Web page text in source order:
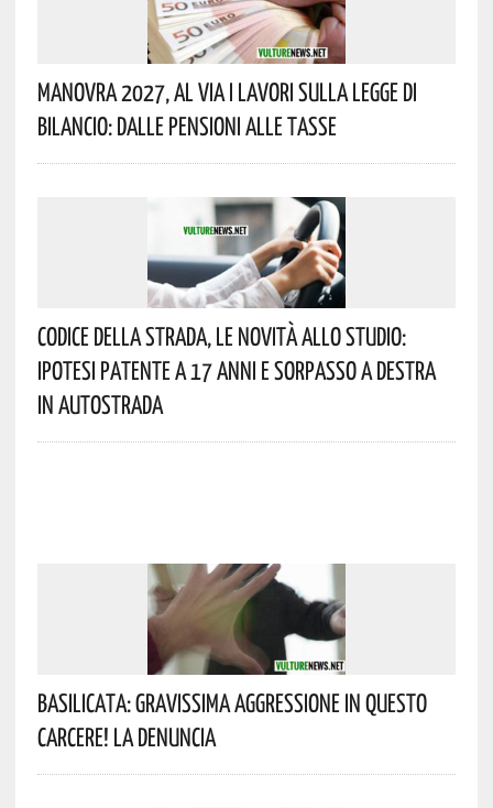
Manovra 2027, Al Via I Lavori Sulla Legge Di
Bilancio: Dalle Pensioni Alle Tasse
Codice Della Strada, Le Novità Allo Studio:
Ipotesi Patente A 17 Anni E Sorpasso A Destra
In Autostrada
Basilicata: Gravissima Aggressione In Questo
Carcere! La Denuncia